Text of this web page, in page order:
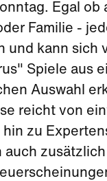
Egal ob
Familie -
und kann sich
Spiele aus
Auswahl
reicht von
hin zu
auch